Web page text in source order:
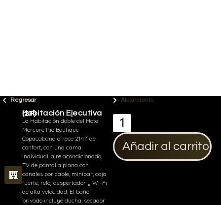
Regresar Alojamiento
Habitación Ejecutiva (2P)
La Habitación doble del Hotel
Mercure Rio Boutique
Copacabana ofrece 21m² de
confort, con una cama
individual, aire acondicionado,
TV de pantalla plana con
canales por cable, minibar, caja
fuerte, reloj despertador y Wi-Fi
de alta velocidad. El baño
privado incluye ducha, secador
Añadir al carrito